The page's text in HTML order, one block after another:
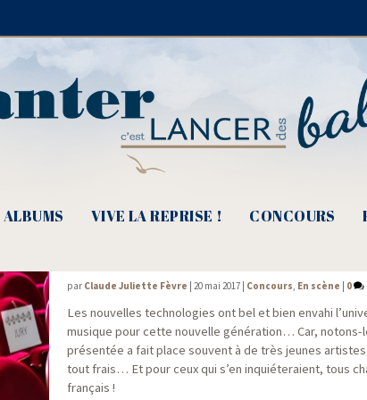
ALBUMS VIVE LA REPRISE ! CONCOURS
par Claude Juliette Fèvre |20 mai 2017 Concours, En scène 0
Les nou­velles tech­no­lo­gies ont bel et bien enva­hi
musique pour cette nou­velle géné­ra­tion… Car, notons-
pré­sen­tée a fait place sou­vent à de très jeunes
tout frais… Et pour ceux qui s’en inquié­te­raient, tous
français !